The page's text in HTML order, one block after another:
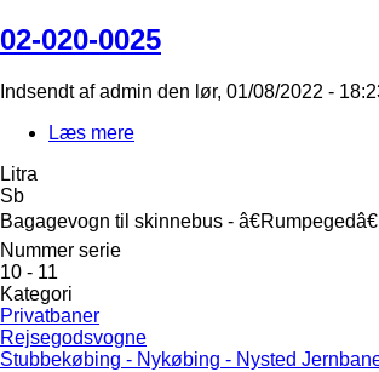
02-020-0025
Indsendt afadmin den lør, 01/08/2022 -
Læs mere
Litra
Sb
Bagagevogn til skinnebus - â€Rumpegedâ€
Nummer serie
10 - 11
Kategori
Privatbaner
Rejsegodsvogne
Stubbekøbing - Nykøbing - Nysted